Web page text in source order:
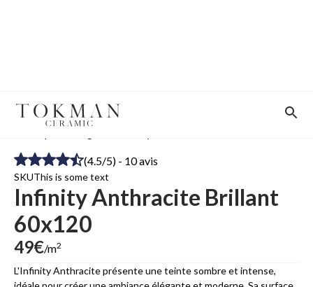
(4.5/5) - 10 avis
SKUThis is some text
Infinity Anthracite Brillant
60x120
49€/m2
L'Infinity Anthracite présente une teinte sombre et intense,